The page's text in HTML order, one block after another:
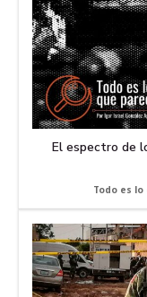
El espectro de
Todo es